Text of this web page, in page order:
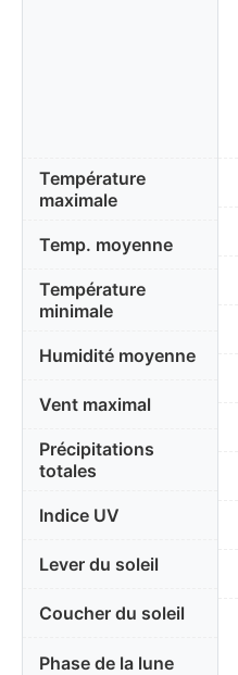
Température
maximale
Temp. moyenne
Température
minimale
Humidité moyenne
Vent maximal
Précipitations
totales
Indice UV
Lever du soleil
Coucher du soleil
Phase de la lune